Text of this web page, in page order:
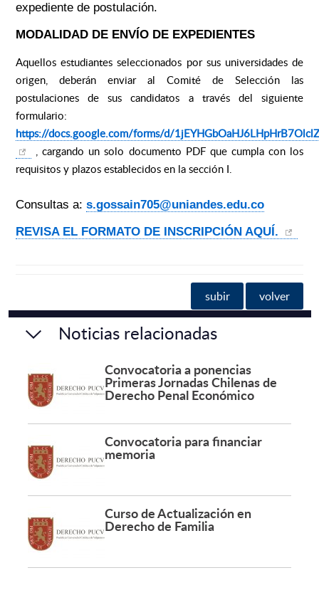
expediente de postulación.
MODALIDAD DE ENVÍO DE EXPEDIENTES
Aquellos estudiantes seleccionados por sus universidades de
origen, deberán enviar al Comité de Selección las
postulaciones de sus candidatos a través del siguiente
formulario:
https://docs.google.com/forms/d/
, cargando un solo documento PDF que cumpla con los
requisitos y plazos establecidos en la sección I.
Consultas a: s.gossain705@uniandes.edu.co
REVISA EL FORMATO DE INSCRIPCIÓN AQUÍ.
subir volver
Noticias relacionadas
Convocatoria a ponencias
Primeras Jornadas Chilenas de
Derecho Penal Económico
Convocatoria para financiar
memoria
Curso de Actualización en
Derecho de Familia